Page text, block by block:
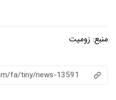
منبع: زومیت
fa/tiny/news-13591